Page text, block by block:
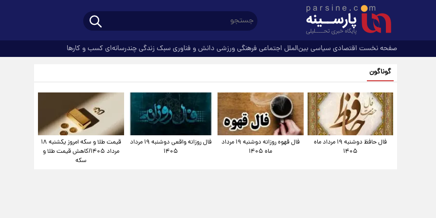
صفحه نخست اقتصادی سیاسی بین‌الملل اجتماعی فرهنگیورزشی دانش و فناوری سبک زندگیچندرسانه‌ای کسب و کارها
گوناگون
فال حافظ دوشنبه ۱۹ مرداد ماه
۱۴۰۵
فال قهوه روزانه دوشنبه ۱۹ مرداد
ماه ۱۴۰۵
فال روزانه واقعی دوشنبه ۱۹ مرداد
۱۴۰۵
قیمت طلا و سکه امروز یکشنبه ۱۸
مرداد ۱۴۰۵/کاهش قیمت طلا و
سکه